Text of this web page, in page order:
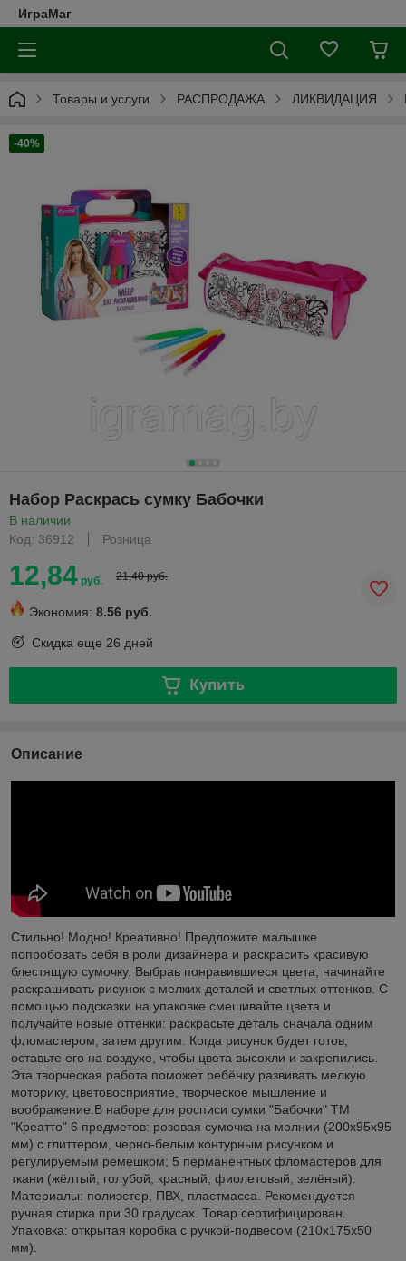
ИграМаг
Товары и услуги РАСПРОДАЖА ЛИКВИДАЦИЯ
-40%
Набор Раскрась сумку Бабочки
В наличии
Код: 36912
Розница
12,84 руб. 21,40 руб.
Экономия: 8.56 руб.
Скидка еще 26 дней
Купить
Описание
Стильно! Модно! Креативно! Предложите малышке
попробовать себя в роли дизайнера и раскрасить красивую
блестящую сумочку. Выбрав понравившиеся цвета, начинайте
раскрашивать рисунок с мелких деталей и светлых оттенков. С
помощью подсказки на упаковке смешивайте цвета и
получайте новые оттенки: раскрасьте деталь сначала одним
фломастером, затем другим. Когда рисунок будет готов,
оставьте его на воздухе, чтобы цвета высохли и закрепились.
Эта творческая работа поможет ребёнку развивать мелкую
моторику, цветовосприятие, творческое мышление и
воображение.В наборе для росписи сумки "Бабочки" ТМ
"Креатто" 6 предметов: розовая сумочка на молнии (200х95х95
мм) с глиттером, черно-белым контурным рисунком и
регулируемым ремешком; 5 перманентных фломастеров для
ткани (жёлтый, голубой, красный, фиолетовый, зелёный).
Материалы: полиэстер, ПВХ, пластмасса. Рекомендуется
ручная стирка при 30 градусах. Товар сертифицирован.
Упаковка: открытая коробка с ручкой-подвесом (210х175х50
мм).